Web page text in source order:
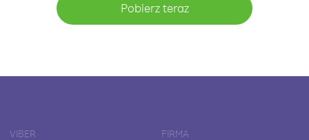
Pobierz teraz
VIBER FIRMA